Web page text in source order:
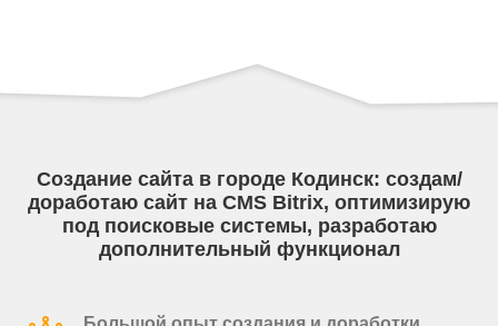
Создание сайта в городе Кодинск: создам/
доработаю сайт на CMS Bitrix, оптимизирую
под поисковые системы, разработаю
дополнительный функционал